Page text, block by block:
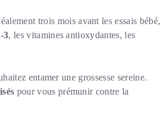
trois mois avant les essais bébé,
3, les vitamines antioxydantes, les
entamer une grossesse sereine.
pour vous prémunir contre la